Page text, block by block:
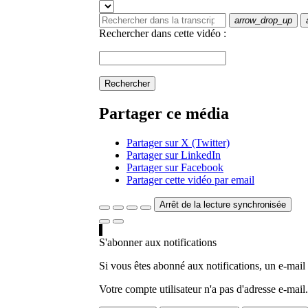
arrow_drop_up
Rechercher dans cette vidéo :
Rechercher
Partager ce média
Partager sur X (Twitter)
Partager sur LinkedIn
Partager sur Facebook
Partager cette vidéo par email
Arrêt de la lecture synchronisée
S'abonner aux notifications
Si vous êtes abonné aux notifications, un e-
Votre compte utilisateur n'a pas d'adresse e-mail.